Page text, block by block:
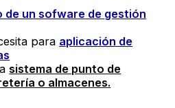
de un sofware de gestión
para aplicación de
sistema de punto de
o almacenes.